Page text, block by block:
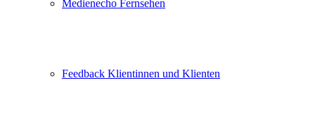
Medienecho Fernsehen
Feedback Klientinnen und Klienten